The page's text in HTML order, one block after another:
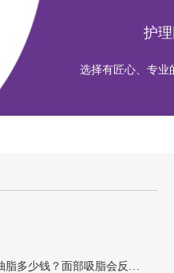
护
选择有匠心、专业
西安安和美阁做脸部抽脂多少钱？面部吸脂会反弹不？